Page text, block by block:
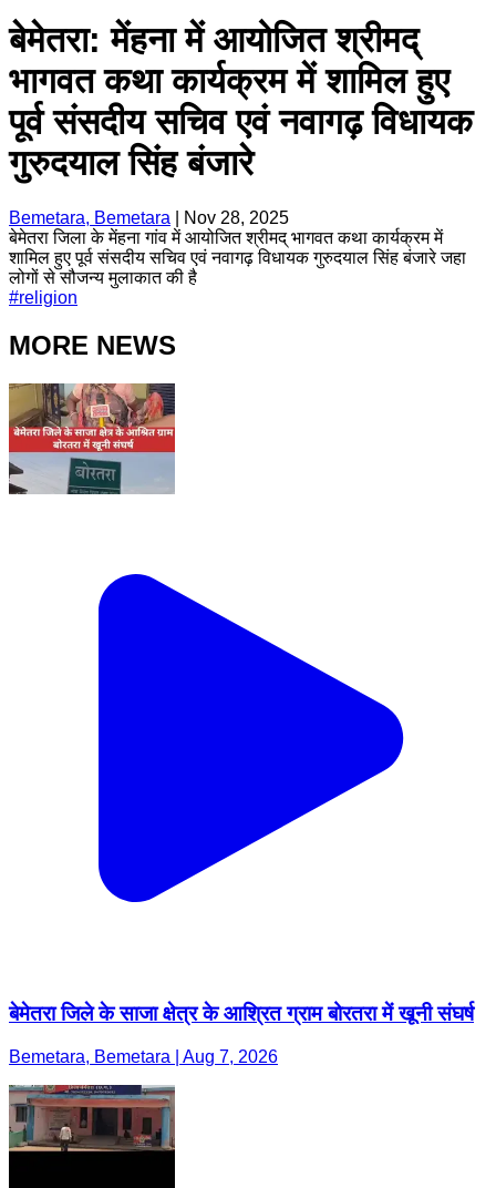
बेमेतरा: मेंहना में आयोजित श्रीमद्
भागवत कथा कार्यक्रम में शामिल हुए
पूर्व संसदीय सचिव एवं नवागढ़ विधायक
गुरुदयाल सिंह बंजारे
Bemetara, Bemetara
Nov 28, 2025
बेमेतरा जिला के मेंहना गांव में आयोजित श्रीमद् भागवत कथा कार्यक्रम में
शामिल हुए पूर्व संसदीय सचिव एवं नवागढ़ विधायक गुरुदयाल सिंह बंजारे जहा
लोगों से सौजन्य मुलाकात की है
#religion
MORE NEWS
बेमेतरा जिले के साजा क्षेत्र के आश्रित ग्राम बोरतरा में खूनी संघर्ष
Bemetara, Bemetara | Aug 7, 2026